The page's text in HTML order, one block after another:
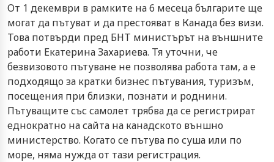
От 1 декември в рамките на 6 месеца българите ще
могат да пътуват и да престояват в Канада без визи.
Това потвърди пред БНТ министърът на външните
работи Екатерина Захариева. Тя уточни, че
безвизовото пътуване не позволява работа там, а е
подходящо за кратки бизнес пътувания, туризъм,
посещения при близки, познати и роднини.
Пътуващите със самолет трябва да се регистрират
еднократно на сайта на канадското външно
министерство. Когато се пътува по суша или по
море, няма нужда от тази регистрация.